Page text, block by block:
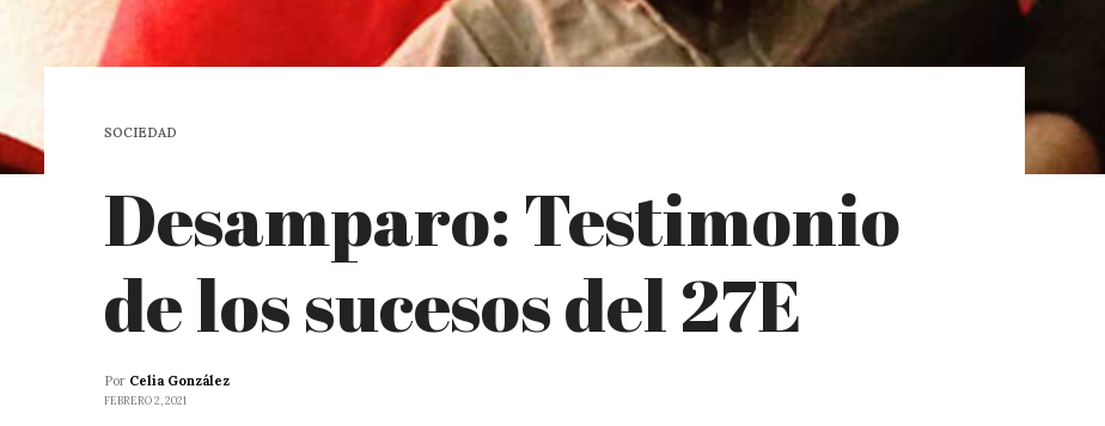
SOCIEDAD
Desamparo: Testimonio
de los sucesos del 27E
Por Celia González
FEBRERO 2, 2021